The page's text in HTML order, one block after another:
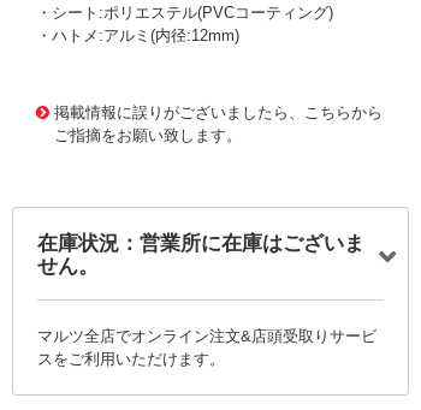
・シート:ポリエステル(PVCコーティング)
・ハトメ:アルミ(内径:12mm)
掲載情報に誤りがございましたら、こちらから
ご指摘をお願い致します。
在庫状況：営業所に在庫はございま
せん。
マルツ全店でオンライン注文&店頭受取りサービ
スをご利用いただけます。